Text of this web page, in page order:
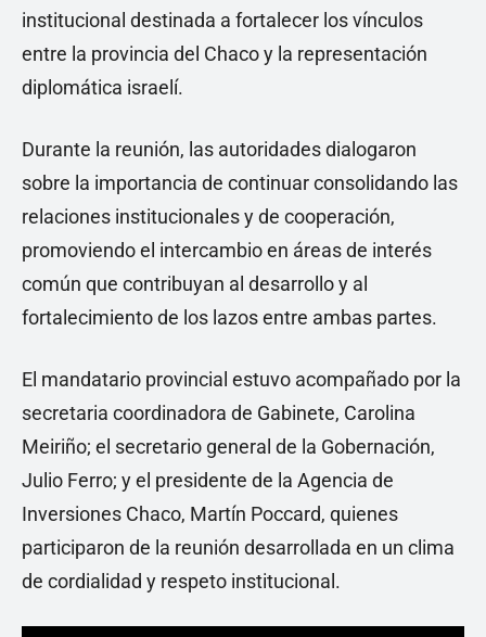
institucional destinada a fortalecer los vínculos
entre la provincia del Chaco y la representación
diplomática israelí.
Durante la reunión, las autoridades dialogaron
sobre la importancia de continuar consolidando las
relaciones institucionales y de cooperación,
promoviendo el intercambio en áreas de interés
común que contribuyan al desarrollo y al
fortalecimiento de los lazos entre ambas partes.
El mandatario provincial estuvo acompañado por la
secretaria coordinadora de Gabinete, Carolina
Meiriño; el secretario general de la Gobernación,
Julio Ferro; y el presidente de la Agencia de
Inversiones Chaco, Martín Poccard, quienes
participaron de la reunión desarrollada en un clima
de cordialidad y respeto institucional.